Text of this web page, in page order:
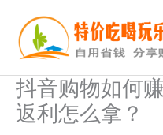
容
抖音购物如何
返利怎么拿？